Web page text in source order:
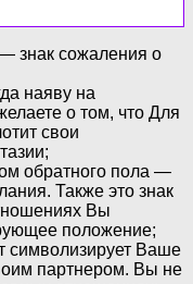
знак сожаления о
наяву на
о том, что Для
свои
обратного пола —
Также это знак
Вы
положение;
символизирует Ваше
партнером. Вы не